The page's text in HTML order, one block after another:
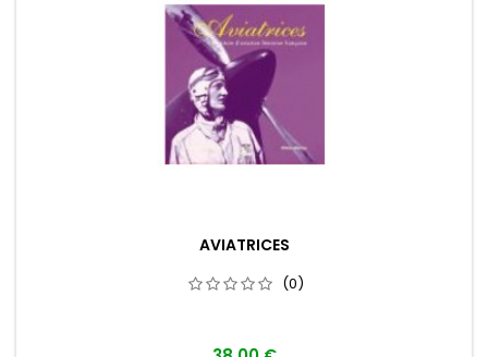
AVIATRICES
(0)